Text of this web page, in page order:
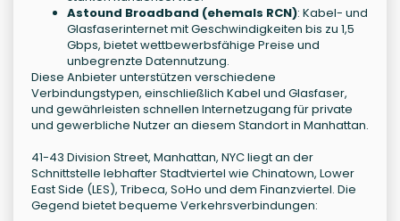
Astound Broadband (ehemals RCN): Kabel- und
Glasfaserinternet mit Geschwindigkeiten bis zu 1,5
Gbps, bietet wettbewerbsfähige Preise und
unbegrenzte Datennutzung.
Diese Anbieter unterstützen verschiedene
Verbindungstypen, einschließlich Kabel und Glasfaser,
und gewährleisten schnellen Internetzugang für private
und gewerbliche Nutzer an diesem Standort in Manhattan.
41-43 Division Street, Manhattan, NYC liegt an der
Schnittstelle lebhafter Stadtviertel wie Chinatown, Lower
East Side (LES), Tribeca, SoHo und dem Finanzviertel. Die
Gegend bietet bequeme Verkehrsverbindungen: